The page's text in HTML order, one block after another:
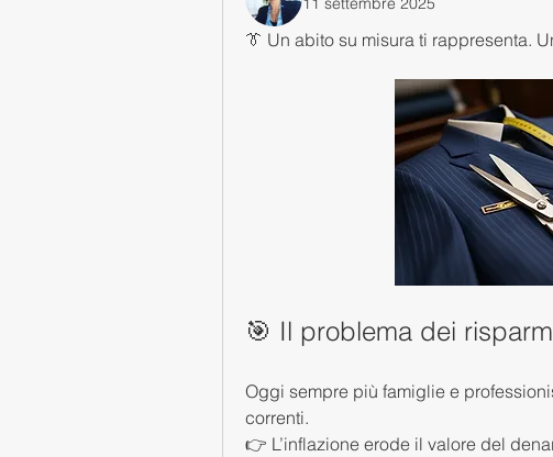
👔 Un abito su misura ti rappresenta.
🎯 Il problema dei
Oggi sempre più famiglie e
correnti.
👉 L’inflazione erode il valore del